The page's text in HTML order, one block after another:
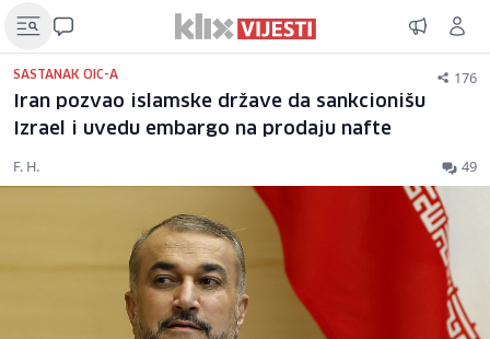
SASTANAK OIC-A 176
Iran pozvao islamske države da sankcionišu
Izrael i uvedu embargo na prodaju nafte
F. H. 49